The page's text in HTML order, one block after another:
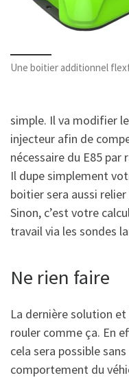
Une boitier additionnel
simple. Il va modifier
injecteur afin de
nécessaire du E85
Il dupe simplement
boitier sera aussi
Sinon, c’est votre
travail via les sondes
Ne rien faire
La dernière solution
rouler comme ça. En
cela sera possible
comportement du